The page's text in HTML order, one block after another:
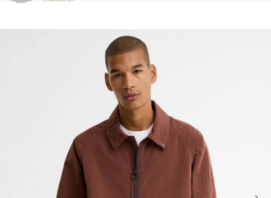
Clicca per visualizzare la nostra Dichiarazione di Accessibilità